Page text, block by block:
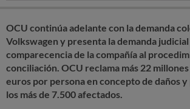
OCU continúa adelante con la demanda
Volkswagen y presenta la demanda
comparecencia de la compañía al
conciliación. OCU reclama más 22
euros por persona en concepto de daños
los más de 7.500 afectados.